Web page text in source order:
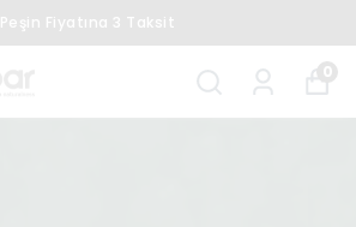
Peşin Fiyatına 3 Taksit
0